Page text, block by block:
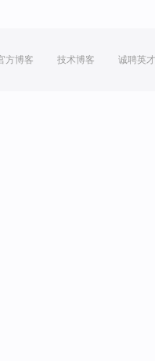
方博客 技术博客 诚聘英才